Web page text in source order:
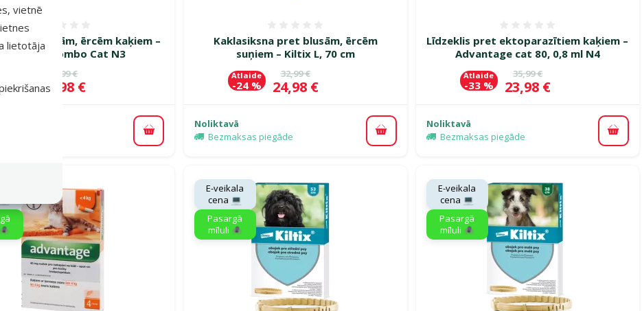
vietnē
lietotāja
pret blusām, ērcēm kaķiem –
Frontline Combo Cat N3
Oriģinālā cena
35,99 €
Cena
24,98 €
-30 %
piegāde
Pievienot grozam
Kaklasiksna pret blusām, ērcēm
suņiem – Kiltix L, 70 cm
Oriģinālā cena
32,99 €
Cena
24,98 €
Atlaide
-24 %
Noliktavā
Bezmaksas piegāde
Pievienot grozam
Līdzeklis pret ektoparazītiem kaķiem –
Advantage cat 80, 0,8 ml N4
Oriģinālā cena
35,99 €
Cena
23,98 €
Atlaide
-33 %
Noliktavā
Bezmaksas piegāde
🕷️
E-veikala
cena 💻
Pasargā
mīluli 🕷️
E-veikala
cena 💻
Pasargā
mīluli 🕷️